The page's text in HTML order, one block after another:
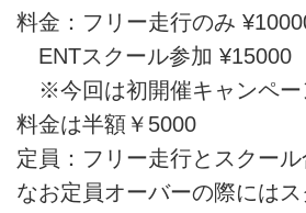
料金：フリー走行のみ
ENTスクール参加
※今回は初開催キャンペー
料金は半額￥5000
定員：フリー走行とスクール
なお定員オーバーの際には